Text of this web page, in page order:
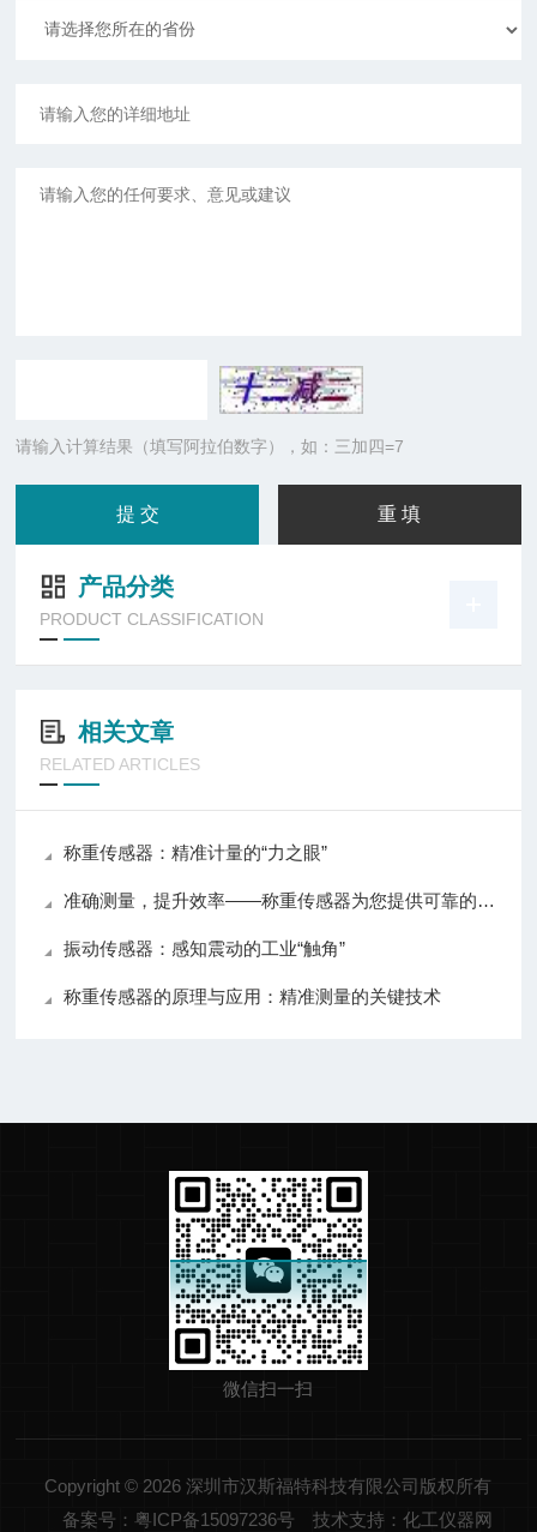
请输入计算结果（填写阿拉伯数字），如：三加四=7
产品分类
PRODUCT CLASSIFICATION
相关文章
RELATED ARTICLES
称重传感器：精准计量的“力之眼”
准确测量，提升效率——称重传感器为您提供可靠的数据支持
振动传感器：感知震动的工业“触角”
称重传感器的原理与应用：精准测量的关键技术
微信扫一扫
Copyright © 2026 深圳市汉斯福特科技有限公司版权所有
备案号：粤ICP备15097236号
技术支持：化工仪器网